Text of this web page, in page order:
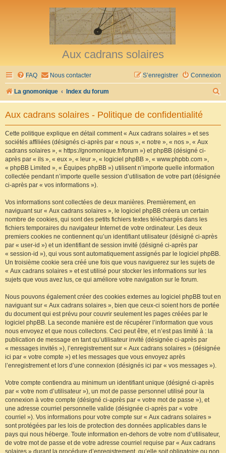
Aux cadrans solaires
FAQ Nous contacter Connexion
S’enregistrer
La gnomonique Index du forum
e
Aux cadrans solaires - Politique de confidentialité
Cette politique explique en détail comment « Aux cadrans solaires » et ses
sociétés affiliées (désignés ci-après par « nous », « notre », « nos », « Aux
cadrans solaires », « https://gnomonique.fr/forum ») et phpBB (désigné ci-
après par « ils », « eux », « leur », « logiciel phpBB », « www.phpbb.com »,
« phpBB Limited », « Équipes phpBB ») utilisent n’importe quelle information
collectée pendant n’importe quelle session d’utilisation de votre part (désignée
ci-après par « vos informations »).
Vos informations sont collectées de deux manières. Premièrement, en
naviguant sur « Aux cadrans solaires », le logiciel phpBB créera un certain
nombre de cookies, qui sont des petits fichiers textes téléchargés dans les
fichiers temporaires du navigateur Internet de votre ordinateur. Les deux
premiers cookies ne contiennent qu’un identifiant utilisateur (désigné ci-après
par « user-id ») et un identifiant de session invité (désigné ci-après par
« session-id »), qui vous sont automatiquement assignés par le logiciel phpBB.
Un troisième cookie sera créé une fois que vous naviguerez sur les sujets de
« Aux cadrans solaires » et est utilisé pour stocker les informations sur les
sujets que vous avez lus, ce qui améliore votre navigation sur le forum.
Nous pouvons également créer des cookies externes au logiciel phpBB tout en
naviguant sur « Aux cadrans solaires », bien que ceux-ci soient hors de portée
du document qui est prévu pour couvrir seulement les pages créées par le
logiciel phpBB. La seconde manière est de récupérer l’information que vous
nous envoyez et que nous collectons. Ceci peut être, et n’est pas limité à : la
publication de message en tant qu’utilisateur invité (désignée ci-après par
« messages invités »), l’enregistrement sur « Aux cadrans solaires » (désignée
ici par « votre compte ») et les messages que vous envoyez après
l’enregistrement et lors d’une connexion (désignés ici par « vos messages »).
Votre compte contiendra au minimum un identifiant unique (désigné ci-après
par « votre nom d’utilisateur »), un mot de passe personnel utilisé pour la
connexion à votre compte (désigné ci-après par « votre mot de passe »), et
une adresse courriel personnelle valide (désignée ci-après par « votre
courriel »). Vos informations pour votre compte sur « Aux cadrans solaires »
sont protégées par les lois de protection des données applicables dans le
pays qui nous héberge. Toute information en-dehors de votre nom d’utilisateur,
de votre mot de passe et de votre adresse courriel requise par « Aux cadrans